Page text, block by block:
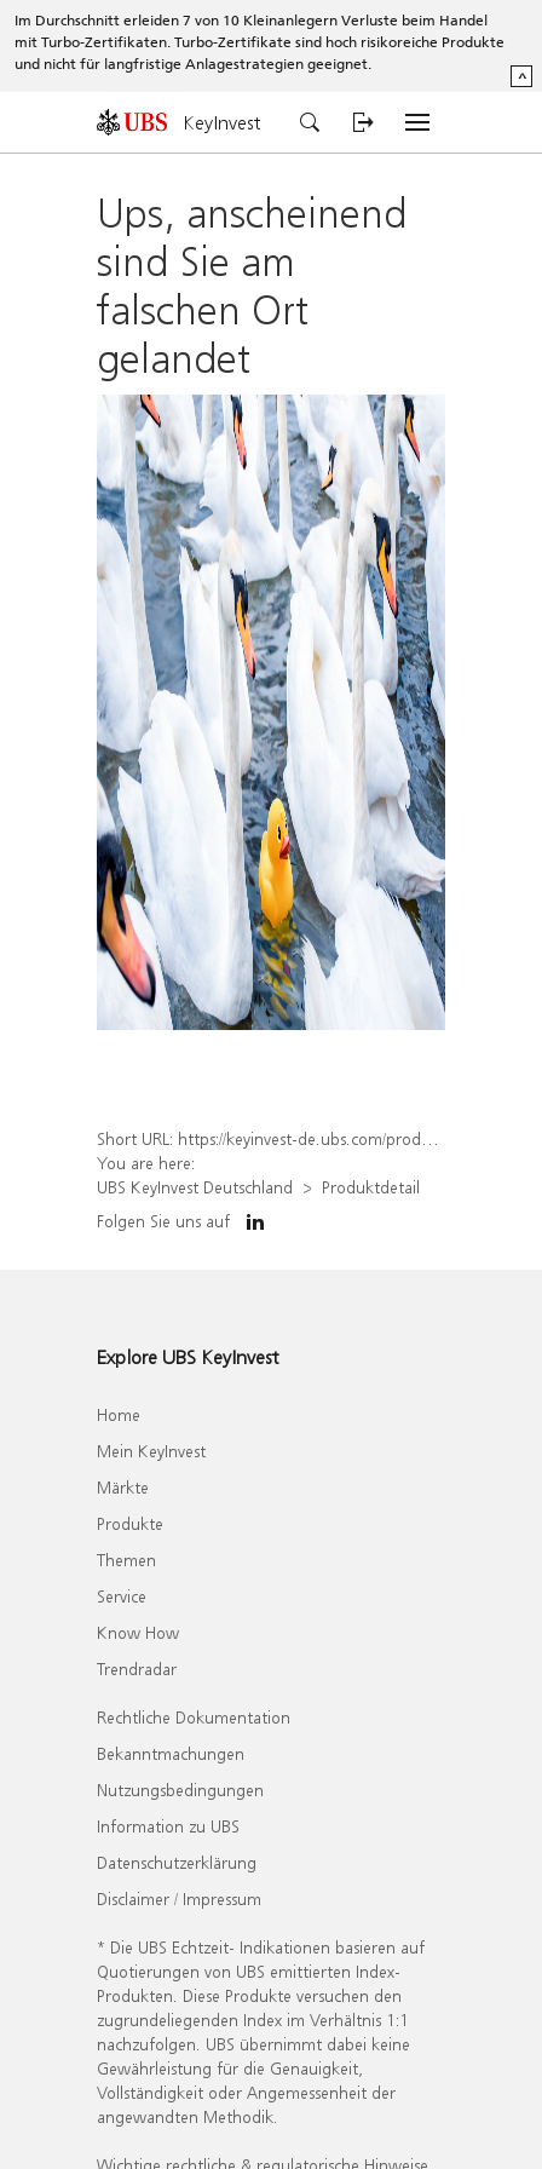
Im Durchschnitt erleiden 7 von 10 Kleinanlegern Verluste beim Handel
mit Turbo-Zertifikaten. Turbo-Zertifikate sind hoch risikoreiche Produkte
und nicht für langfristige Anlagestrategien geeignet.
^
KeyInvest
Ups, anscheinend
sind Sie am
falschen Ort
gelandet
Short URL: https://keyinvest-de.ubs.com/produkt/detail/index/isin/CH1566083676
You are here:
UBS KeyInvest Deutschland
Produktdetail
Folgen Sie uns auf
Explore UBS KeyInvest
Home
Mein KeyInvest
Märkte
Produkte
Themen
Service
Know How
Trendradar
Rechtliche Dokumentation
Bekanntmachungen
Nutzungsbedingungen
Information zu UBS
Datenschutzerklärung
Disclaimer / Impressum
* Die UBS Echtzeit- Indikationen basieren auf
Quotierungen von UBS emittierten Index-
Produkten. Diese Produkte versuchen den
zugrundeliegenden Index im Verhältnis 1:1
nachzufolgen. UBS übernimmt dabei keine
Gewährleistung für die Genauigkeit,
Vollständigkeit oder Angemessenheit der
angewandten Methodik.